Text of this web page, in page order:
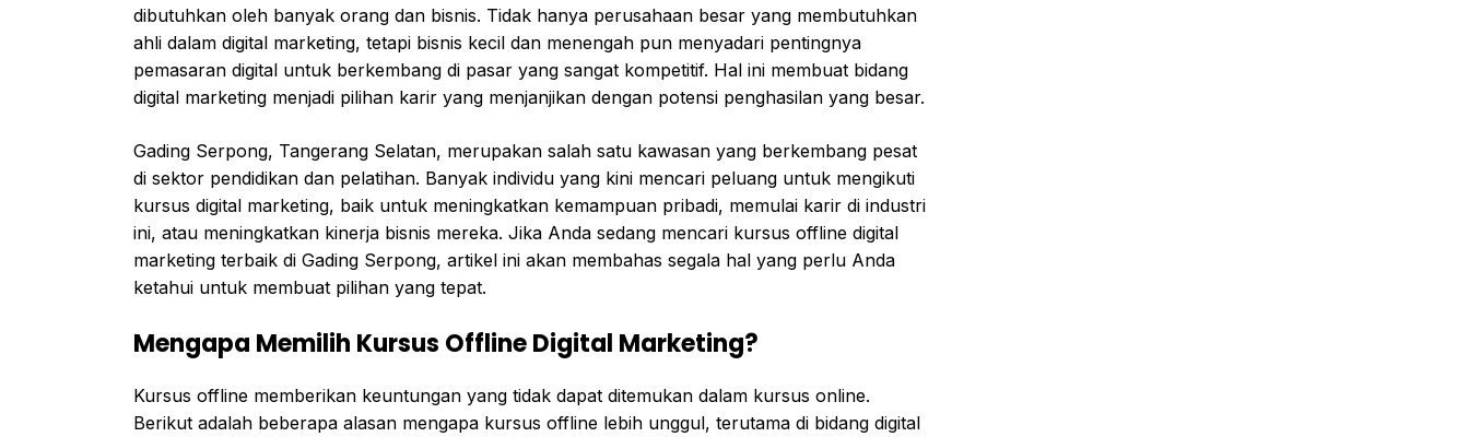
dibutuhkan oleh banyak orang dan bisnis. Tidak hanya perusahaan besar yang membutuhkan
ahli dalam digital marketing, tetapi bisnis kecil dan menengah pun menyadari pentingnya
pemasaran digital untuk berkembang di pasar yang sangat kompetitif. Hal ini membuat bidang
digital marketing menjadi pilihan karir yang menjanjikan dengan potensi penghasilan yang besar.
Gading Serpong, Tangerang Selatan, merupakan salah satu kawasan yang berkembang pesat
di sektor pendidikan dan pelatihan. Banyak individu yang kini mencari peluang untuk mengikuti
kursus digital marketing, baik untuk meningkatkan kemampuan pribadi, memulai karir di industri
ini, atau meningkatkan kinerja bisnis mereka. Jika Anda sedang mencari kursus offline digital
marketing terbaik di Gading Serpong, artikel ini akan membahas segala hal yang perlu Anda
ketahui untuk membuat pilihan yang tepat.
Mengapa Memilih Kursus Offline Digital Marketing?
Kursus offline memberikan keuntungan yang tidak dapat ditemukan dalam kursus online.
Berikut adalah beberapa alasan mengapa kursus offline lebih unggul, terutama di bidang digital